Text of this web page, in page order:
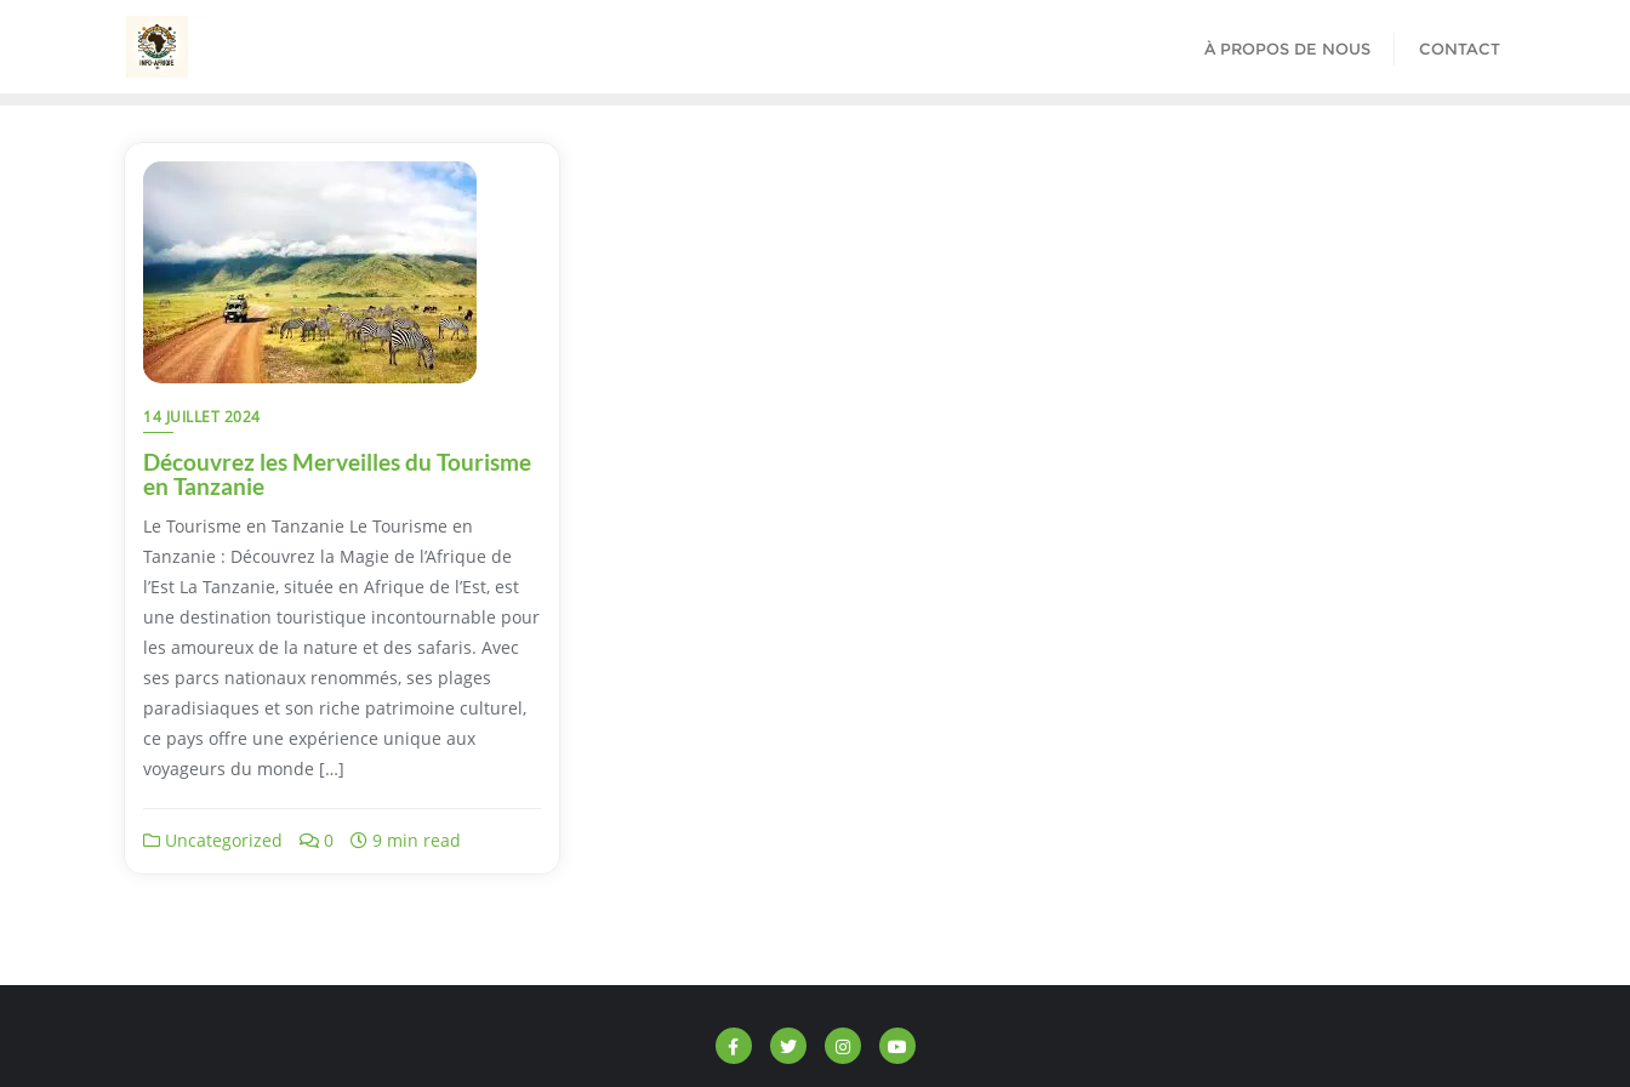
À PROPOS DE NOUS CONTACT
14 JUILLET 2024
Découvrez les Merveilles du Tourisme
en Tanzanie
Le Tourisme en Tanzanie Le Tourisme en
Tanzanie : Découvrez la Magie de l’Afrique de
l’Est La Tanzanie, située en Afrique de l’Est, est
une destination touristique incontournable pour
les amoureux de la nature et des safaris. Avec
ses parcs nationaux renommés, ses plages
paradisiaques et son riche patrimoine culturel,
ce pays offre une expérience unique aux
voyageurs du monde […]
Uncategorized 0 9 min read